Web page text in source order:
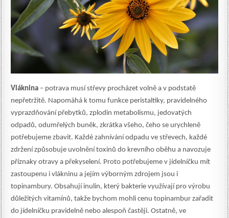
Vláknina – potrava musí střevy procházet volně a v podstatě
nepřetržitě. Napomáhá k tomu funkce peristaltiky, pravidelného
vyprazdňování přebytků, zplodin metabolismu, jedovatých
odpadů, odumřelých buněk, zkrátka všeho, čeho se urychleně
potřebujeme zbavit. Každé zahnívání odpadu ve střevech, každé
zdržení způsobuje uvolnění toxinů do krevního oběhu a navozuje
příznaky otravy a překyselení. Proto potřebujeme v jídelníčku mít
zastoupenu i vlákninu a jejím výborným zdrojem jsou i
topinambury. Obsahují inulin, který bakterie využívají pro výrobu
důležitých vitamínů, takže bychom mohlicenu topinambur zařadit
do jídelníčku pravidelně nebo alespoň častěji. Ostatně, ve